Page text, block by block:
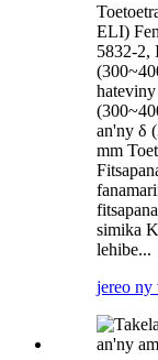
ELI)
5832-2,
an'ny δ
mm
simika
lehibe...
jereo ny